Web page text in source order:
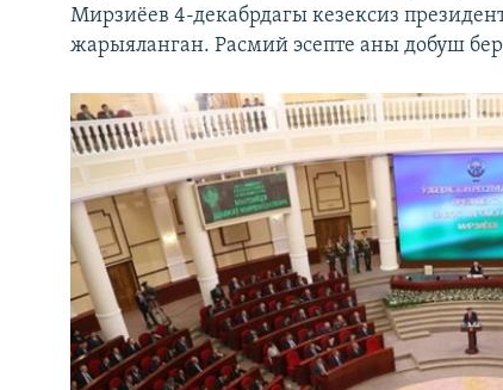
Мирзиёев 4-декабрдагы кезексиз
жарыяланган. Расмий эсепте аны добуш